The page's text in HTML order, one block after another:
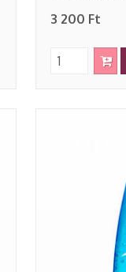
3 200 Ft